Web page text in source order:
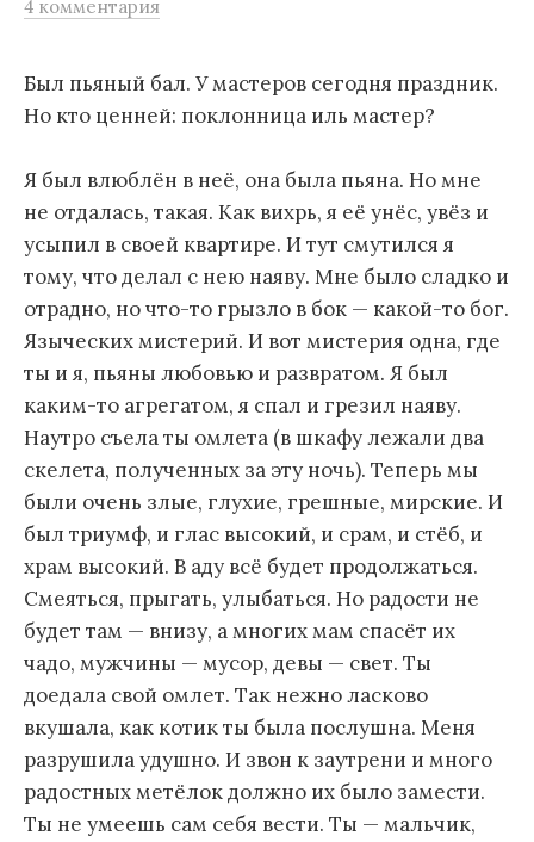
4 комментария
Был пьяный бал. У мастеров сегодня праздник.
Но кто ценней: поклонница иль мастер?
Я был влюблён в неё, она была пьяна. Но мне
не отдалась, такая. Как вихрь, я её унёс, увёз и
усыпил в своей квартире. И тут смутился я
тому, что делал с нею наяву. Мне было сладко и
отрадно, но что-то грызло в бок — какой-то бог.
Языческих мистерий. И вот мистерия одна, где
ты и я, пьяны любовью и развратом. Я был
каким-то агрегатом, я спал и грезил наяву.
Наутро съела ты омлета (в шкафу лежали два
скелета, полученных за эту ночь). Теперь мы
были очень злые, глухие, грешные, мирские. И
был триумф, и глас высокий, и срам, и стёб, и
храм высокий. В аду всё будет продолжаться.
Смеяться, прыгать, улыбаться. Но радости не
будет там — внизу, а многих мам спасёт их
чадо, мужчины — мусор, девы — свет. Ты
доедала свой омлет. Так нежно ласково
вкушала, как котик ты была послушна. Меня
разрушила удушно. И звон к заутрени и много
радостных метёлок должно их было замести.
Ты не умеешь сам себя вести. Ты — мальчик,